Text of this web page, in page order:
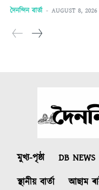
দৈনন্দিন বাৰ্তা - AUGUST 8, 2026
মুখ্য-পৃষ্ঠা DB NEWS
স্থানীয় বাৰ্তা
আছাম